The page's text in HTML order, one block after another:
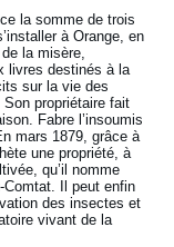
la somme de trois
à Orange, en
la misère,
livres destinés à la
sur la vie des
propriétaire fait
Fabre l’insoumis
mars 1879, grâce à
une propriété, à
qu’il nomme
Comtat. Il peut enfin
des insectes et
vivant de la